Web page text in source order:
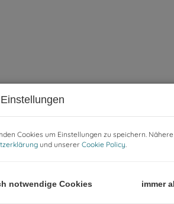
Cookies um Einstellungen zu speichern.
und unserer Cookie Policy
notwendige Cookies immer